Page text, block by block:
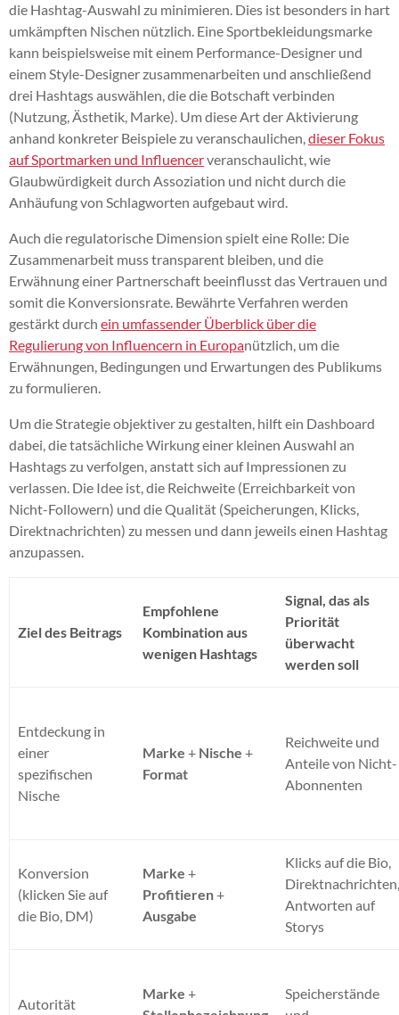
die Hashtag-Auswahl zu minimieren. Dies ist besonders in hart
umkämpften Nischen nützlich. Eine Sportbekleidungsmarke
kann beispielsweise mit einem Performance-Designer und
einem Style-Designer zusammenarbeiten und anschließend
drei Hashtags auswählen, die die Botschaft verbinden
(Nutzung, Ästhetik, Marke). Um diese Art der Aktivierung
anhand konkreter Beispiele zu veranschaulichen,dieser Fokus
auf Sportmarken und Influencerveranschaulicht, wie
Glaubwürdigkeit durch Assoziation und nicht durch die
Anhäufung von Schlagworten aufgebaut wird.
Auch die regulatorische Dimension spielt eine Rolle: Die
Zusammenarbeit muss transparent bleiben, und die
Erwähnung einer Partnerschaft beeinflusst das Vertrauen und
somit die Konversionsrate. Bewährte Verfahren werden
gestärkt durch ein umfassender Überblick über die
Regulierung von Influencern in Europanützlich, um die
Erwähnungen, Bedingungen und Erwartungen des Publikums
zu formulieren.
Um die Strategie objektiver zu gestalten, hilft ein Dashboard
dabei, die tatsächliche Wirkung einer kleinen Auswahl an
Hashtags zu verfolgen, anstatt sich auf Impressionen zu
verlassen. Die Idee ist, die Reichweite (Erreichbarkeit von
Nicht-Followern) und die Qualität (Speicherungen, Klicks,
Direktnachrichten) zu messen und dann jeweils einen Hashtag
anzupassen.
Ziel des Beitrags
Empfohlene
Kombination aus
wenigen Hashtags
Signal, das als
Priorität
überwacht
werden soll
Entdeckung in
einer
spezifischen
Nische
Marke + Nische +
Format
Reichweite und
Anteile von Nicht-
Abonnenten
Konversion
(klicken Sie auf
die Bio, DM)
Marke +
Profitieren+
Ausgabe
Klicks auf die Bio,
Antworten auf
Storys
Autorität
Marke +
Speicherstände